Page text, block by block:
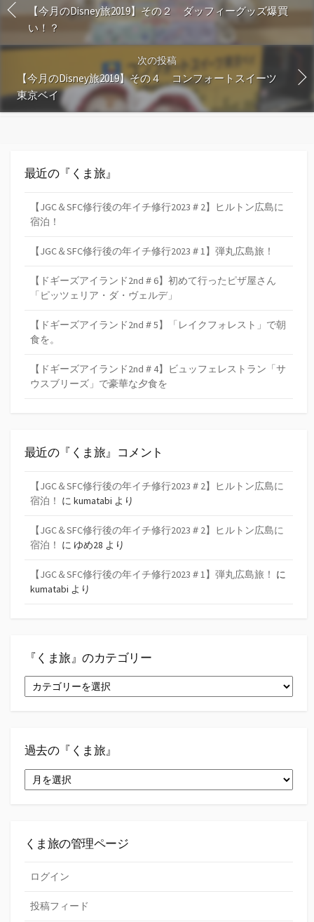
【今月のDisney旅2019】その２ ダッフィーグッズ爆買
い！？
次の投稿
【今月のDisney旅2019】その４ コンフォートスイーツ
東京ベイ
最近の『くま旅』
【JGC＆SFC修行後の年イチ修行2023＃2】ヒルトン広島に
宿泊！
【JGC＆SFC修行後の年イチ修行2023＃1】弾丸広島旅！
【ドギーズアイランド2nd＃6】初めて行ったピザ屋さん
「ピッツェリア・ダ・ヴェルデ」
【ドギーズアイランド2nd＃5】「レイクフォレスト」で朝
食を。
【ドギーズアイランド2nd＃4】ビュッフェレストラン「サ
ウスブリーズ」で豪華な夕食を
最近の『くま旅』コメント
【JGC＆SFC修行後の年イチ修行2023＃2】ヒルトン広島に
宿泊！ に kumatabi より
【JGC＆SFC修行後の年イチ修行2023＃2】ヒルトン広島に
宿泊！ に ゆめ28 より
【JGC＆SFC修行後の年イチ修行2023＃1】弾丸広島旅！ に
kumatabi より
『くま旅』のカテゴリー
『く
ま
テ
ー
過去の『くま旅』
去
旅』
くま旅の管理ページ
ログイン
投稿フィード